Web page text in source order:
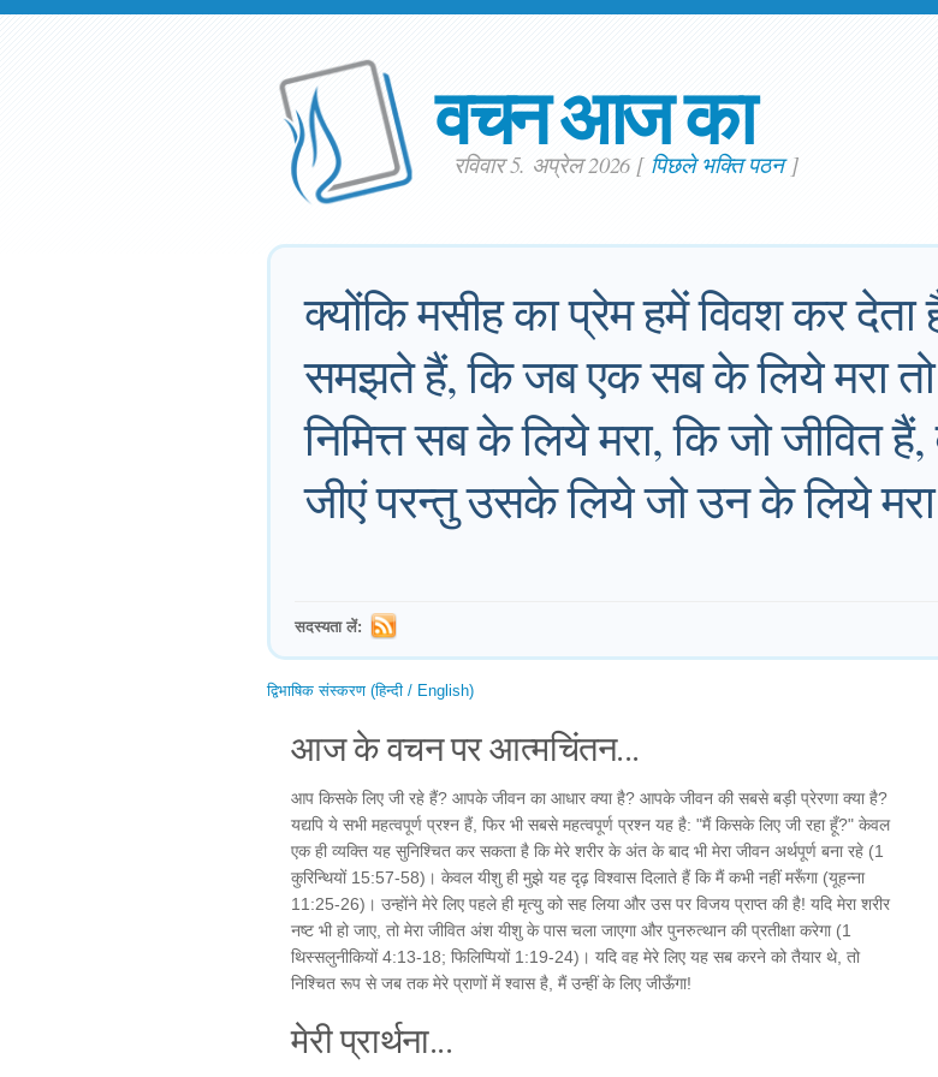
वचन आज का
रविवार 5. अप्रेल 2026 [ पिछले भक्ति पठन]
क्योंकि मसीह का प्रेम हमें विवश कर
समझते हैं, कि जब एक सब के लिये मरा
निमित्त सब के लिये मरा, कि जो
जीएं परन्तु उसके लिये जो उन के लिये
सदस्यता लें:
द्विभाषिक संस्करण (हिन्दी / English)
आज के वचन पर आत्मचिंतन...
आप किसके लिए जी रहे हैं? आपके जीवन का आधार क्या है? आपके जीवन की सबसे बड़ी प्रेरणा क्या है?
यद्यपि ये सभी महत्वपूर्ण प्रश्न हैं, फिर भी सबसे महत्वपूर्ण प्रश्न यह है: "मैं किसके लिए जी रहा हूँ?" केवल
एक ही व्यक्ति यह सुनिश्चित कर सकता है कि मेरे शरीर के अंत के बाद भी मेरा जीवन अर्थपूर्ण बना रहे (1
कुरिन्थियों 15:57-58)। केवल यीशु ही मुझे यह दृढ़ विश्वास दिलाते हैं कि मैं कभी नहीं मरूँगा (यूहन्ना
11:25-26)। उन्होंने मेरे लिए पहले ही मृत्यु को सह लिया और उस पर विजय प्राप्त की है! यदि मेरा शरीर
नष्ट भी हो जाए, तो मेरा जीवित अंश यीशु के पास चला जाएगा और पुनरुत्थान की प्रतीक्षा करेगा (1
थिस्सलुनीकियों 4:13-18; फिलिप्पियों 1:19-24)। यदि वह मेरे लिए यह सब करने को तैयार थे, तो
निश्चित रूप से जब तक मेरे प्राणों में श्वास है, मैं उन्हीं के लिए जीऊँगा!
मेरी प्रार्थना...